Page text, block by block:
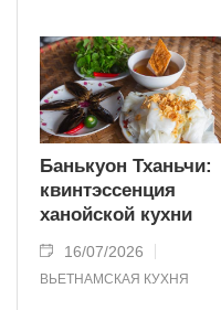
Банькуон Тханьчи:
квинтэссенция
ханойской кухни
16/07/2026
ВЬЕТНАМСКАЯ КУХНЯ